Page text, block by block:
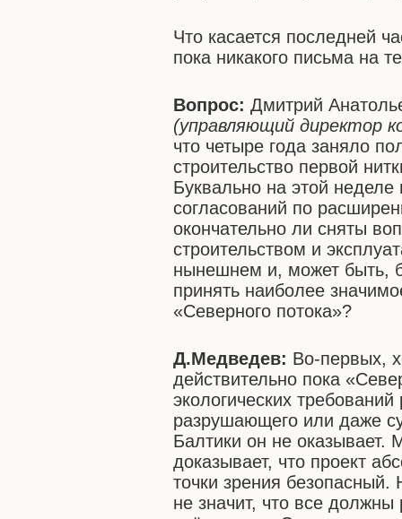
Что касается последней
пока никакого письма на
Вопрос: Дмитрий
(управляющий директор
что четыре года заняло
строительство первой
Буквально на этой неделе
согласований по
окончательно ли сняты
строительством и
нынешнем и, может быть,
принять наиболее
«Северного потока»?
Д.Медведев: Во-первых,
действительно пока
экологических
разрушающего или даже
Балтики он не оказывает.
доказывает, что проект
точки зрения
не значит, что все должны